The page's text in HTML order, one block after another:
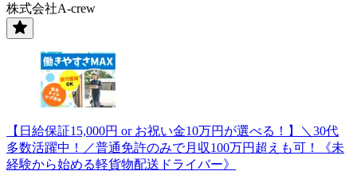
株式会社A-crew
【日給保証15,000円 or お祝い金10万円が選べる！】＼30代
多数活躍中！／普通免許のみで月収100万円超えも可！《未
経験から始める軽貨物配送ドライバー》